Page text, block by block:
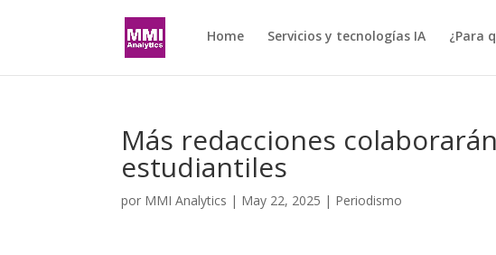
Home Servicios y tecnologías IA ¿Para
Más redacciones
estudiantiles
por MMI Analytics | May 22, 2025 | Periodismo